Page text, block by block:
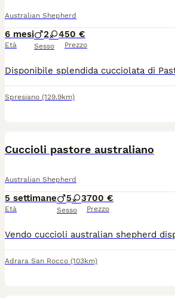
Australian Shepherd
6 mesi
Età
2 4
Sesso
50 €
Prezzo
Spresiano (129.9km)
Cuccioli pastore australiano
Australian Shepherd
5 settimane
Età
5 3
Sesso
700 €
Prezzo
Adrara San Rocco (103km)